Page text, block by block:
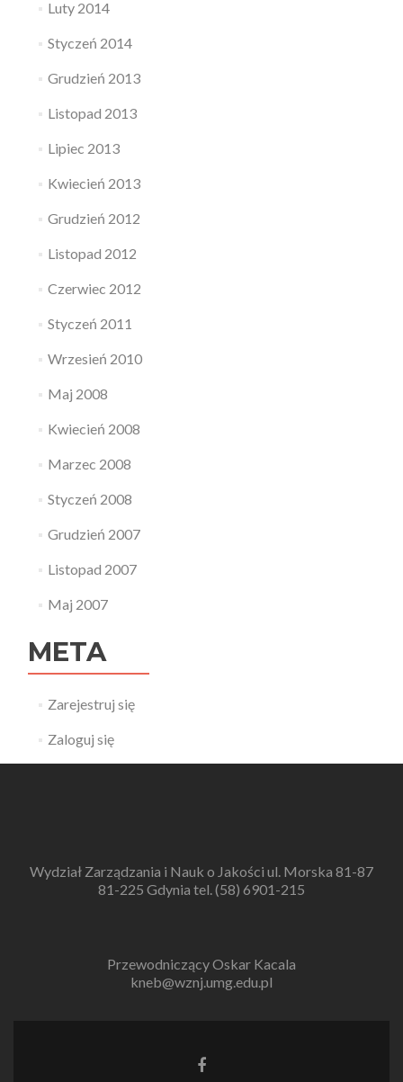
Luty 2014
Styczeń 2014
Grudzień 2013
Listopad 2013
Lipiec 2013
Kwiecień 2013
Grudzień 2012
Listopad 2012
Czerwiec 2012
Styczeń 2011
Wrzesień 2010
Maj 2008
Kwiecień 2008
Marzec 2008
Styczeń 2008
Grudzień 2007
Listopad 2007
Maj 2007
META
Zarejestruj się
Zaloguj się
Wydział Zarządzania i Nauk o Jakości ul. Morska 81-87
81-225 Gdynia tel. (58) 6901-215
Przewodniczący Oskar Kacala
kneb@wznj.umg.edu.pl